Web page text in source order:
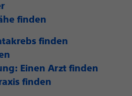
finden
finden
Einen Arzt finden
finden